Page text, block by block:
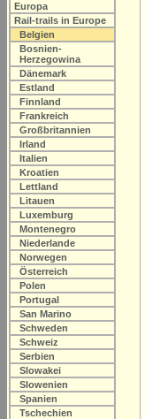
Europa
Rail-trails in Europe
Belgien
Bosnien-
Herzegowina
Dänemark
Estland
Finnland
Frankreich
Großbritannien
Irland
Italien
Kroatien
Lettland
Litauen
Luxemburg
Montenegro
Niederlande
Norwegen
Österreich
Polen
Portugal
San Marino
Schweden
Schweiz
Serbien
Slowakei
Slowenien
Spanien
Tschechien